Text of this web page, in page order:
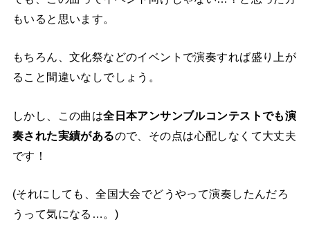
もいると思います。
もちろん、文化祭などのイベントで演奏すれば盛り上が
ること間違いなしでしょう。
しかし、この曲は全日本アンサンブルコンテストでも演
奏された実績があるので、その点は心配しなくて大丈夫
です！
(それにしても、全国大会でどうやって演奏したんだろ
うって気になる…。)